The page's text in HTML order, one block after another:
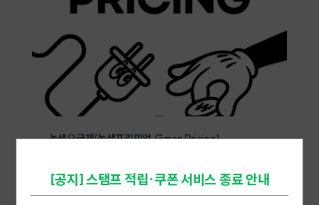
다. 그렇다면 1호점에서 7호점에 이르기까지, 우리동네 ESG센터는 어
점이 되기까지2022년 금정구에 문을 연 우리동네 ESG센터 1호점은 약
30톤의 폐플라스틱을 새활용(업사이클)해 LED 조명과 안전 손잡이, 야
구 유니폼 등을 제작·보급했다. 이와 함께 노인 일자리 사업을 연계하여
자원순환과 복지 정책을 결합한 실행 모델을 정착시켰다. 단계적으로 기
능을 확장하기 시작한 2호점은 새활용 제품의 판매 구조를 도입해 사업
의 자립 가능성을 모색했고, 3호점은 어르신들이 수거한 폐플라스틱의
세척·분해·압축까지 전 과정을 수행하며 지역 내 자원순환 공정을 완결
시청]4호점에서는 영역을 넓혔다. '커피박 자원순환단'을 구성해 영도 지
는 가치'로 전환했고, 6호점은 커뮤니티 기능을 더해 환경 교육과 지역
모임이 결합한 생활권 플랫폼으로 확장되었다.빈 공간이 순환 경제의 중
녹색요금제(녹색프리미엄,Green Pricing)
일정 수준(약 10원/kWh)의 추가 부담금(프리미엄 요금)을 납부해 재생
에너지로 생산된 전력을 사용하는 제도이다. 재생에너지 사용을 원하는
수요자가 기존 전기요금에 일정 금액을 더 내면, 한국전력이 그만큼의 재
[공지] 스탬프 적립·쿠폰 서비스 종료 안내